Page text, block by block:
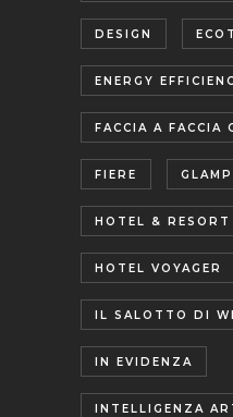
DESIGN
ENERGY
FACCIA A FACCIA
FIERE
HOTEL & RESORT
HOTEL VOYAGER
IL SALOTTO DI
IN EVIDENZA
INTELLIGENZA